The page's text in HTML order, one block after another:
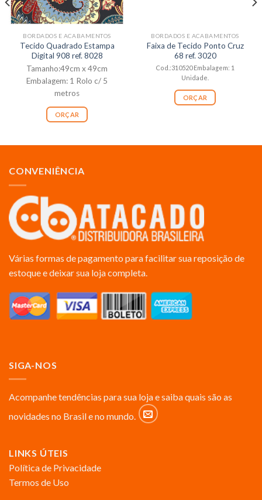
BORDADOS E ACABAMENTOS
Tecido Quadrado Estampa
Digital 908 ref. 8028
Tamanho:49cm x 49cm
Embalagem: 1 Rolo c/ 5
metros
ORÇAR
BORDADOS E ACABAMENTOS
Faixa de Tecido Ponto Cruz
68 ref. 3020
Cod.:310520 Embalagem: 1
Unidade.
ORÇAR
CONVENIÊNCIA
Várias formas de pagamento para facilitar sua reposição de
estoque e deixar sua loja completa.
SIGA-NOS
Acompanhe tendências para sua loja e saiba quais são as
novidades no Brasil e no mundo.
LINKS ÚTEIS
Política de Privacidade
Termos de Uso